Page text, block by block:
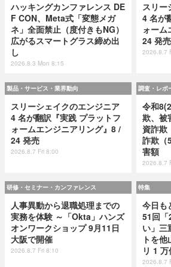
ハッキングカンファレンス DE
F CON、Meta式「変態メガ
ネ」全面禁止（度付きもNG）
広がるスマートグラス締め出
し
2026.8.3 Mon 8:15
スリー
4 名が
ォーム
24 発売
2026.8.7
製品・サービス・業界動向
スリーシェイクのエンジニア
4 名が翻訳『実践 プラットフ
ォームエンジニアリング』8 /
24 発売
2026.8.7 Fri 8:00
調査・レポ
令和
欺、被
資詐欺
詐欺（
害額
2026.8.7
研修・セミナー・カンファレンス
人事異動から退職処理までの
実務を体験 ～「Okta」ハンズ
オンワークショップ 9月11日
大阪で開催
2026.8.7 Fri 8:10
特集
今日も
51回「
い」三
トを
リ 1
2026.8.7